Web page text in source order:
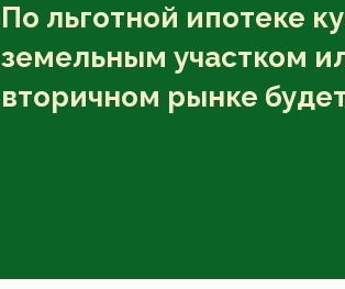
По льготной ипотеке
земельным участком
вторичном рынке